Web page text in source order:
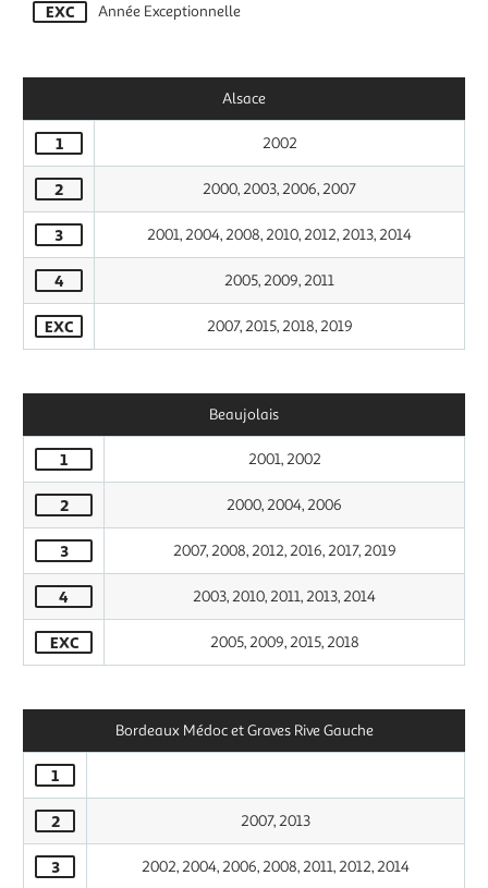
EXC Année Exceptionnelle
Alsace
1 2002
2 2000, 2003, 2006, 2007
3 2001, 2004, 2008, 2010, 2012, 2013, 2014
4 2005, 2009, 2011
EXC 2007, 2015, 2018, 2019
Beaujolais
1 2001, 2002
2 2000, 2004, 2006
3 2007, 2008, 2012, 2016, 2017, 2019
4 2003, 2010, 2011, 2013, 2014
EXC 2005, 2009, 2015, 2018
Bordeaux Médoc et Graves Rive Gauche
1
2 2007, 2013
3 2002, 2004, 2006, 2008, 2011, 2012, 2014